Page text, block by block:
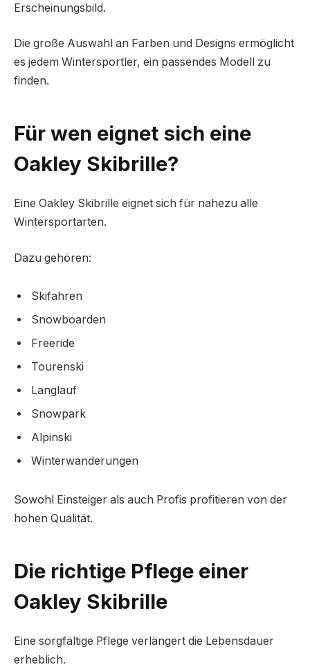
Erscheinungsbild.
Die große Auswahl an Farben und Designs ermöglicht
es jedem Wintersportler, ein passendes Modell zu
finden.
Für wen eignet sich eine
Oakley Skibrille?
Eine Oakley Skibrille eignet sich für nahezu alle
Wintersportarten.
Dazu gehören:
Skifahren
Snowboarden
Freeride
Tourenski
Langlauf
Snowpark
Alpinski
Winterwanderungen
Sowohl Einsteiger als auch Profis profitieren von der
hohen Qualität.
Die richtige Pflege einer
Oakley Skibrille
Eine sorgfältige Pflege verlängert die Lebensdauer
erheblich.